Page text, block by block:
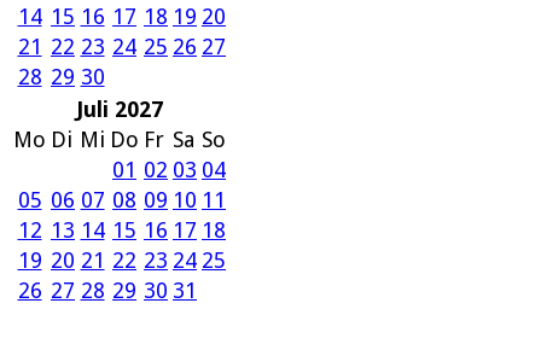
14 15 16 17 18 19 20
21 22 23 24 25 26 27
28 29 30
Juli 2027
Mo Di Mi Do Fr Sa So
01 02 03 04
05 06 07 08 09 10 11
12 13 14 15 16 17 18
19 20 21 22 23 24 25
26 27 28 29 30 31